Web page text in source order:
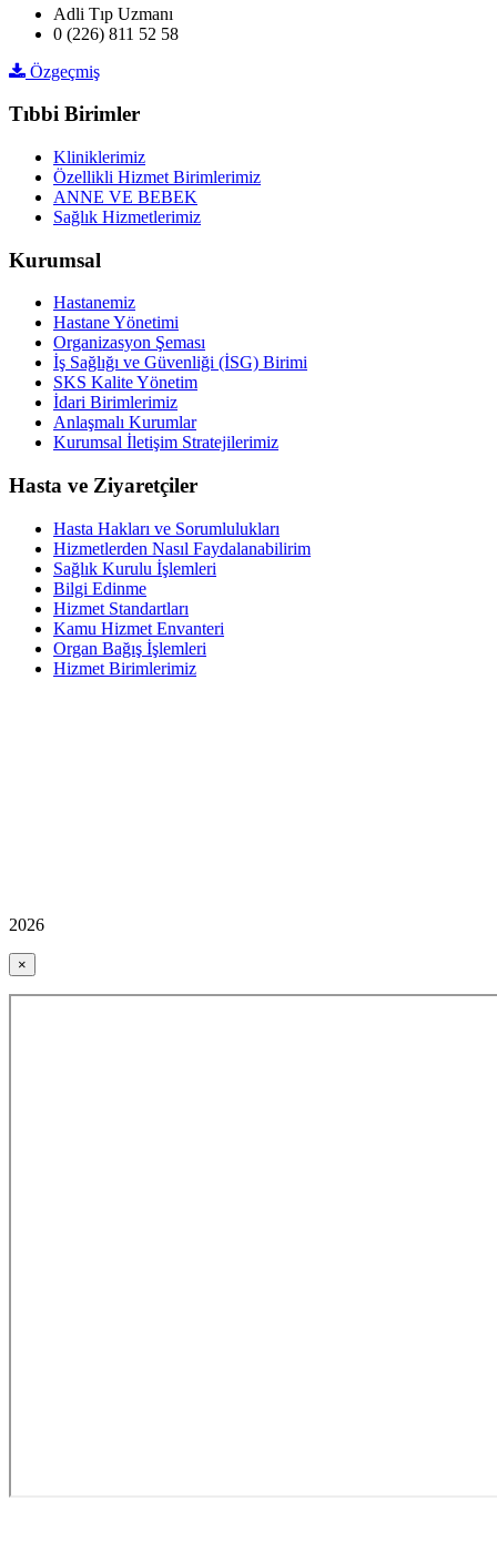
Adli Tıp Uzmanı
0 (226) 811 52 58
Özgeçmiş
Tıbbi Birimler
Kliniklerimiz
Özellikli Hizmet Birimlerimiz
ANNE VE BEBEK
Sağlık Hizmetlerimiz
Kurumsal
Hastanemiz
Hastane Yönetimi
Organizasyon Şeması
İş Sağlığı ve Güvenliği (İSG) Birimi
SKS Kalite Yönetim
İdari Birimlerimiz
Anlaşmalı Kurumlar
Kurumsal İletişim Stratejilerimiz
Hasta ve Ziyaretçiler
Hasta Hakları ve Sorumlulukları
Hizmetlerden Nasıl Faydalanabilirim
Sağlık Kurulu İşlemleri
Bilgi Edinme
Hizmet Standartları
Kamu Hizmet Envanteri
Organ Bağış İşlemleri
Hizmet Birimlerimiz
2026
×